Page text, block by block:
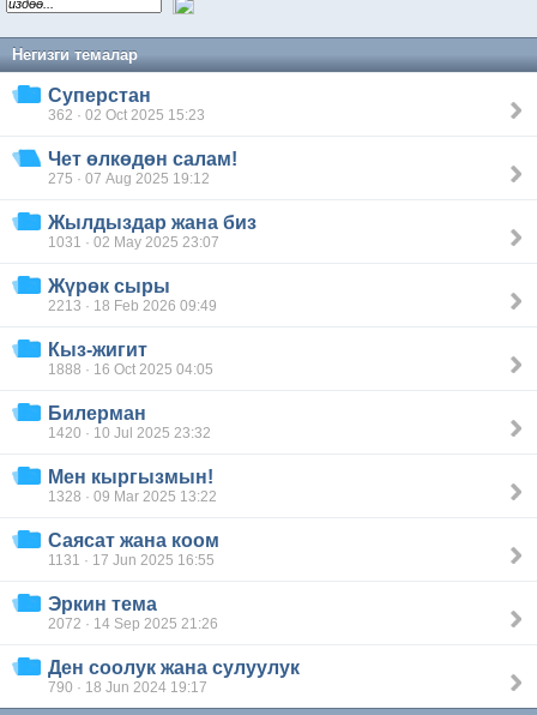
Негизги темалар
Суперстан
362 · 02 Oct 2025 15:23
Чет өлкөдөн салам!
275 · 07 Aug 2025 19:12
Жылдыздар жана биз
1031 · 02 May 2025 23:07
Жүрөк сыры
2213 · 18 Feb 2026 09:49
Кыз-жигит
1888 · 16 Oct 2025 04:05
Билерман
1420 · 10 Jul 2025 23:32
Мен кыргызмын!
1328 · 09 Mar 2025 13:22
Саясат жана коом
1131 · 17 Jun 2025 16:55
Эркин тема
2072 · 14 Sep 2025 21:26
Ден соолук жана сулуулук
790 · 18 Jun 2024 19:17